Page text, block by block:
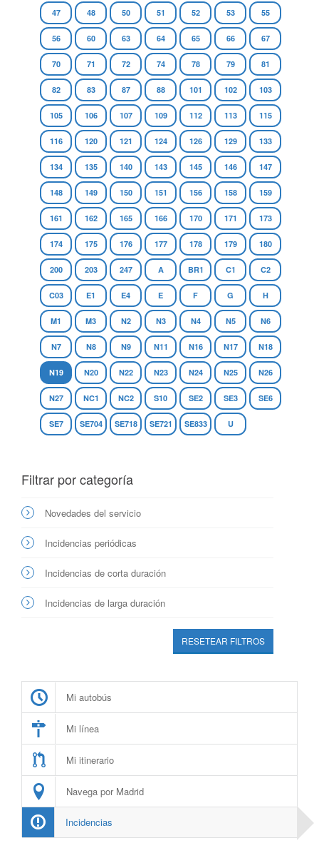
47 48 50 51 52 53 55
56 60 63 64 65 66 67
70 71 72 74 78 79 81
82 83 87 88 101 102 103
105 106 107 109 112 113 115
116 120 121 124 126 129 133
134 135 140 143 145 146 147
148 149 150 151 156 158 159
161 162 165 166 170 171 173
174 175 176 177 178 179 180
200 203 247 A BR1 C1 C2
C03 E1 E4 E F G H
M1 M3 N2 N3 N4 N5 N6
N7 N8 N9 N11 N16 N17 N18
N19 N20 N22 N23 N24 N25 N26
N27 NC1 NC2 S10 SE2 SE3 SE6
SE7 SE704 SE718 SE721 SE833 U
Filtrar por categoría
Novedades del servicio
Incidencias periódicas
Incidencias de corta duración
Incidencias de larga duración
RESETEAR FILTROS
Mi autobús
Mi línea
Mi itinerario
Navega por Madrid
Incidencias